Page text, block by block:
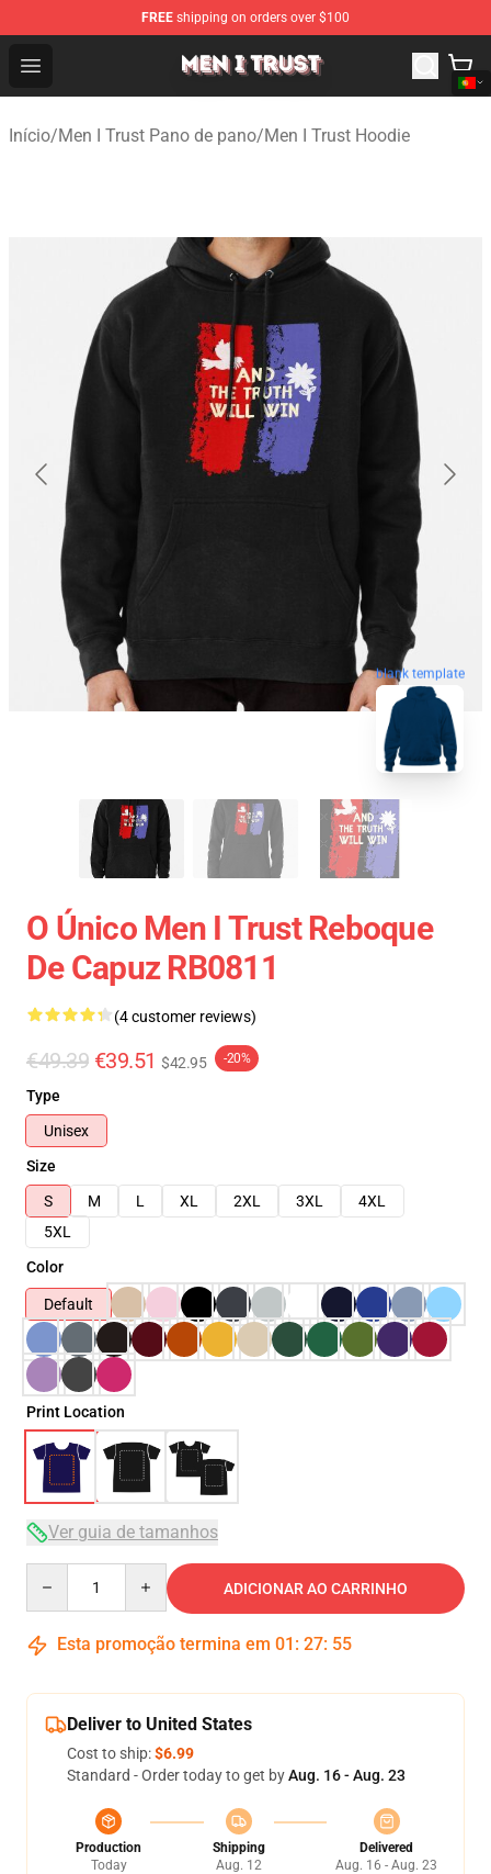
FREE shipping on orders over $100
Open menu
Men I Trust Shop - Official Men I Trust Merchandise Store
Início/Men I Trust Pano de pano/Men I Trust Hoodie
blank template
O Único Men I Trust Reboque
De Capuz RB0811
(4 customer reviews)
€49.39 €39.51 $42.95 -20%
Type
Unisex
Size
S
M L XL 2XL 3XL
4XL
5XL
Color
Default
Print Location
Ver guia de tamanhos
ADICIONAR AO CARRINHO
Esta promoção termina em 01 : 27: 54
Deliver to United States
Cost to ship:$6.99
Standard - Order today to get byAug. 16 - Aug. 23
Production
Today
Shipping
Aug. 12
Delivered
Aug. 16 - Aug. 23